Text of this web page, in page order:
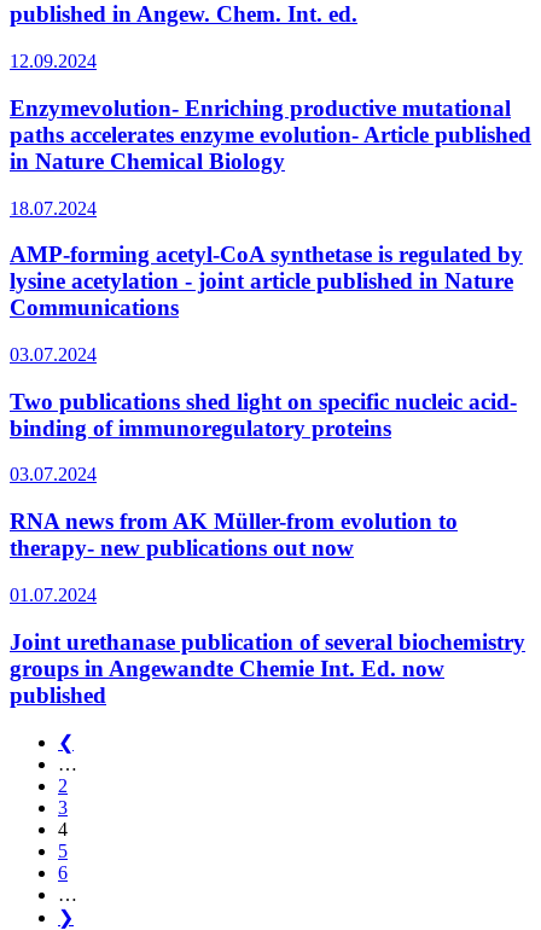
published in Angew. Chem. Int. ed.
12.09.2024
Enzymevolution- Enriching productive mutational
paths accelerates enzyme evolution- Article published
in Nature Chemical Biology
18.07.2024
AMP-forming acetyl-CoA synthetase is regulated by
lysine acetylation - joint article published in Nature
Communications
03.07.2024
Two publications shed light on specific nucleic acid-
binding of immunoregulatory proteins
03.07.2024
RNA news from AK Müller-from evolution to
therapy- new publications out now
01.07.2024
Joint urethanase publication of several biochemistry
groups in Angewandte Chemie Int. Ed. now
published
❮
…
2
3
4
5
6
…
❯